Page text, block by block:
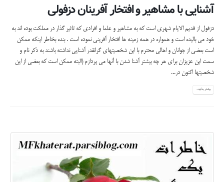
آشنایی با مشاهیر و افتخار آفرینان دزفولی
دزفول از قدیم الایام شهری است که به مشاهیر و علما و افرادی که تاثیر گذار در مملکت بوده اند به
خود می بالیده است و همواره در همه زمینه ها افتخار آفرینی نموده است . بنده بخاطر اینکه ممکن
است بعضی از جوانان و اهالی محترم با این شخصیتهای گرانقدر آشنایی نداشته باشند به ذکر نام و
سمت این عزیزان برای هر چه بیشتر آشنا شدن با آنها می پردازم (البته ممکن است که بعضی از این
شخصیتها اکنون در...
بیشتر بدانید...